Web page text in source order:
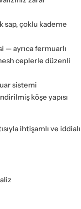
çoklu kademe
— ayrıca fermuarlı
ceplerle düzenli
sistemi
köşe yapısı
ihtişamlı ve iddialı